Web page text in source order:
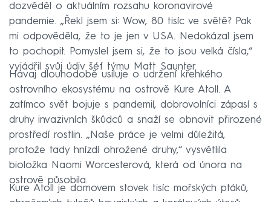
dozvěděl o aktuálním rozsahu koronavirové
pandemie. „Řekl jsem si: Wow, 80 tisíc ve světě? Pak
mi odpověděla, že to je jen v USA. Nedokázal jsem
to pochopit. Pomyslel jsem si, že to jsou velká čísla,“
vyjádřil svůj údiv šéf týmu Matt Saunter.
Havaj dlouhodobě usiluje o udržení křehkého
ostrovního ekosystému na ostrově Kure Atoll. A
zatímco svět bojuje s pandemií, dobrovolníci zápasí s
druhy invazivních škůdců a snaží se obnovit přirozené
prostředí rostlin. „Naše práce je velmi důležitá,
protože tady hnízdí ohrožené druhy,“ vysvětlila
bioložka Naomi Worcesterová, která od února na
ostrově působila.
Kure Atoll je domovem stovek tisíc mořských ptáků,